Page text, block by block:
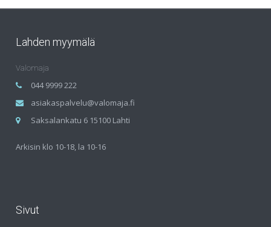
Lahden myymälä
Valomaja
044 9999 222
asiakaspalvelu@valomaja.fi
Saksalankatu 6 15100 Lahti
Arkisin klo 10-18, la 10-16
Sivut